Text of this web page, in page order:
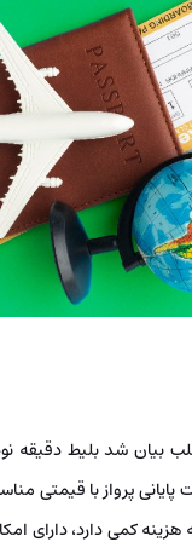
بیان شد بلیط دقیقه
پرواز با قیمتی
هزینه کمی دارد، دارای